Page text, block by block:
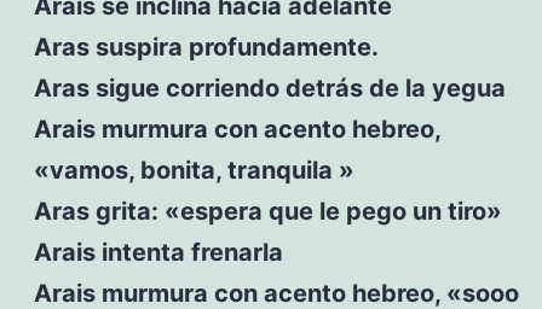
Aras suspira profundamente.
Aras sigue corriendo detrás de la yegua
Arais murmura con acento hebreo,
«vamos, bonita, tranquila »
Aras grita: «espera que le pego un tiro»
Arais intenta frenarla
Arais murmura con acento hebreo, «sooo